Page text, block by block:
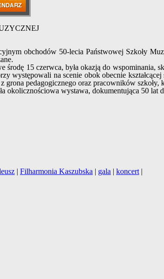
obchodów 50-lecia Państwowej Szkoły
środę 15 czerwca, była okazją do
występowali na scenie obok obecnie
grona pedagogicznego oraz pracowników
okolicznościowa wystawa, dokumentująca 50
| Filharmonia Kaszubska | gala | koncert |